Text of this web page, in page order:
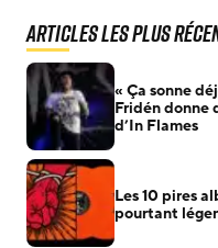
Articles les plus
« Ça sonne
Fridén donne
d’In Flames
Les 10 pires
pourtant